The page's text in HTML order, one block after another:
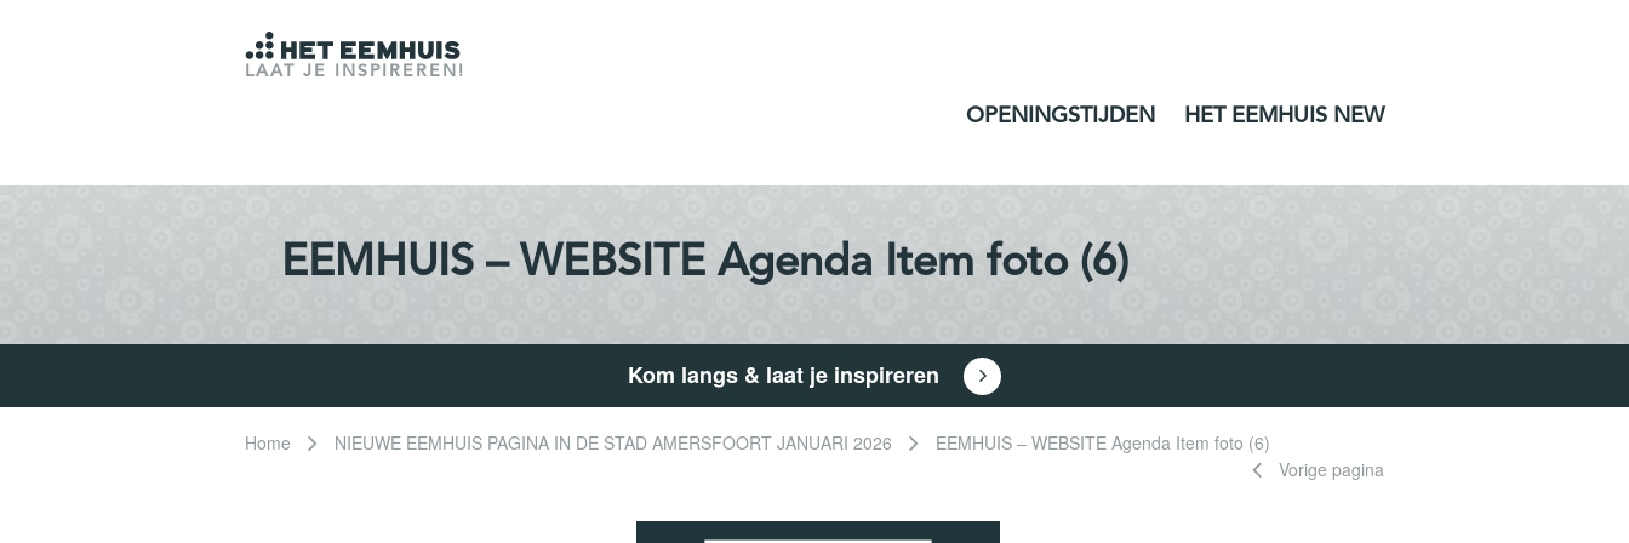
LAAT JE INSPIREREN!
OPENINGSTIJDEN HET EEMHUIS NEW
EEMHUIS – WEBSITE Agenda Item foto (6)
Kom langs & laat je inspireren
Home NIEUWE EEMHUIS PAGINA IN DE STAD AMERSFOORT JANUARI 2026
EEMHUIS – WEBSITE Agenda Item foto (6)
Vorige pagina